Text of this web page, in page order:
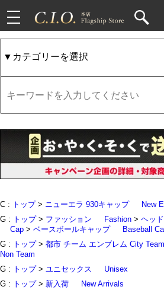
toggle
navigation
C : トップ> ニューエラ 930キャップ
New
G : トップ> ファッション Fashion > ヘッ
Cap > ベースボールキャップ
Baseball
G : トップ> 都市 チーム エンブレム City
Non Team
G : トップ> ユニセックス
Unisex
G : トップ> 新入荷
New Arrivals